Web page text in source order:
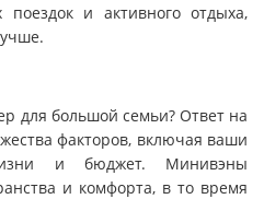
поездок и активного отдыха,
для большой семьи? Ответ на
факторов, включая ваши
и бюджет. Минивэны
и комфорта, в то время